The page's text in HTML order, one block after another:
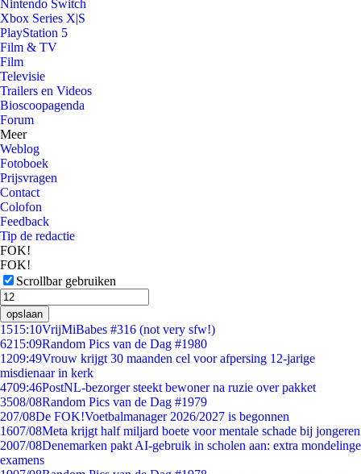
Nintendo Switch
Xbox Series X|S
PlayStation 5
Film & TV
Film
Televisie
Trailers en Videos
Bioscoopagenda
Forum
Meer
Weblog
Fotoboek
Prijsvragen
Contact
Colofon
Feedback
Tip de redactie
FOK!
FOK!
Scrollbar gebruiken
opslaan
1515:10VrijMiBabes #316 (not very sfw!)
6215:09Random Pics van de Dag #1980
1209:49Vrouw krijgt 30 maanden cel voor afpersing 12-jarige
misdienaar in kerk
4709:46PostNL-bezorger steekt bewoner na ruzie over pakket
3508/08Random Pics van de Dag #1979
207/08De FOK!Voetbalmanager 2026/2027 is begonnen
1607/08Meta krijgt half miljard boete voor mentale schade bij jongeren
2007/08Denemarken pakt AI-gebruik in scholen aan: extra mondelinge
examens